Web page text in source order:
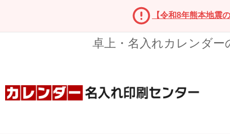
【令和8年熊本地震
卓上・名入れカレンダ